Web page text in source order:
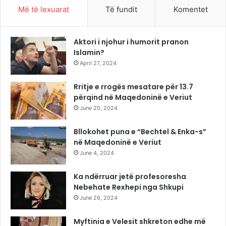
Më të lexuarat Të fundit Komentet
Aktori i njohur i humorit pranon
Islamin?
April 27, 2024
Rritje e rrogës mesatare për 13.7
përqind në Maqedoninë e Veriut
June 20, 2024
Bllokohet puna e “Bechtel & Enka-s”
në Maqedoninë e Veriut
June 4, 2024
Ka ndërruar jetë profesoresha
Nebehate Rexhepi nga Shkupi
June 26, 2024
Myftinia e Velesit shkreton edhe më